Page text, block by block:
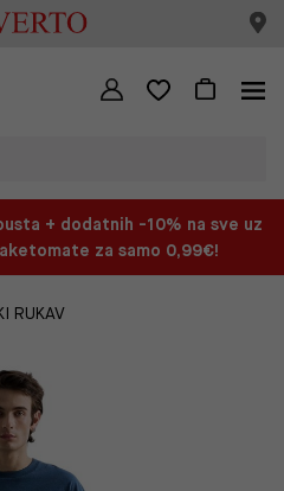
+ dodatnih -10% na sve uz
za samo 0,99€!
RUKAV